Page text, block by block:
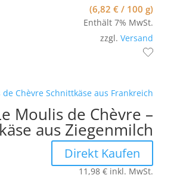
(6,82€ / 100 g)
Enthält 7% MwSt.
zzgl.Versand
Moulis de Chèvre –
aus Ziegenmilch
Direkt Kaufen
11,98€ inkl. MwSt.